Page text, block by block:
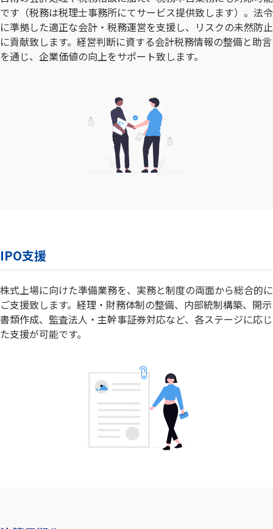
です（税務は税理士事務所にてサービス提供致します）。法令
に準拠した適正な会計・税務運営を支援し、リスクの未然防止
に貢献致します。経営判断に資する会計税務情報の整備と助言
を通じ、企業価値の向上をサポート致します。
IPO支援
株式上場に向けた準備業務を、実務と制度の両面から総合的に
ご支援致します。経理・財務体制の整備、内部統制構築、開示
書類作成、監査法人・主幹事証券対応など、各ステージに応じ
た支援が可能です。